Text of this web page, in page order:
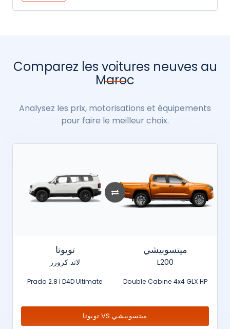
Comparez les voitures neuves au
Maroc
Analysez les prix, motorisations et équipements
pour faire le meilleur choix.
تويوتا
لاند كروزر
Prado 2.8 l D4D Ultimate
ميتسوبيشي
L200
Double Cabine 4x4 GLX HP
تويوتا VS ميتسوبيشي